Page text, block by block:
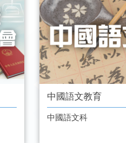
中國語文教育
中國語文科